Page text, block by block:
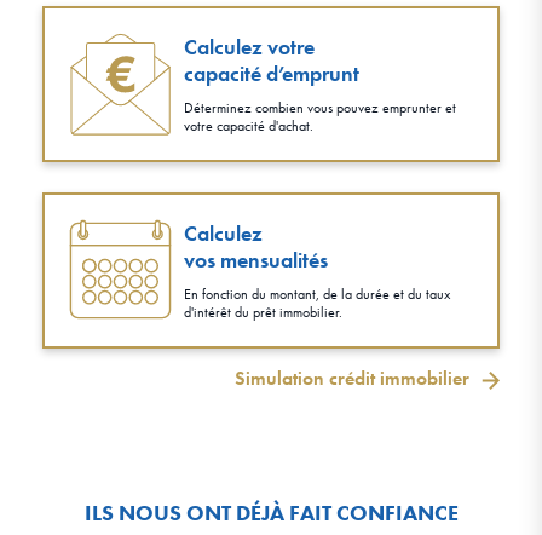
Calculez votre
capacité d’emprunt
Déterminez combien vous pouvez emprunter et
votre capacité d'achat.
Calculez
vos mensualités
En fonction du montant, de la durée et du taux
d'intérêt du prêt immobilier.
Simulation crédit immobilier
ILS NOUS ONT DÉJÀ FAIT CONFIANCE